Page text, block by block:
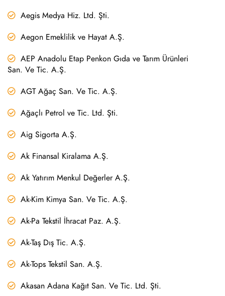
Aegis Medya Hiz. Ltd. Şti.
Aegon Emeklilik ve Hayat A.Ş.
AEP Anadolu Etap Penkon Gıda ve Tarım Ürünleri
San. Ve Tic. A.Ş.
AGT Ağaç San. Ve Tic. A.Ş.
Ağaçlı Petrol ve Tic. Ltd. Şti.
Aig Sigorta A.Ş.
Ak Finansal Kiralama A.Ş.
Ak Yatırım Menkul Değerler A.Ş.
Ak-Kim Kimya San. Ve Tic. A.Ş.
Ak-Pa Tekstil İhracat Paz. A.Ş.
Ak-Taş Dış Tic. A.Ş.
Ak-Tops Tekstil San. A.Ş.
Akasan Adana Kağıt San. Ve Tic. Ltd. Şti.